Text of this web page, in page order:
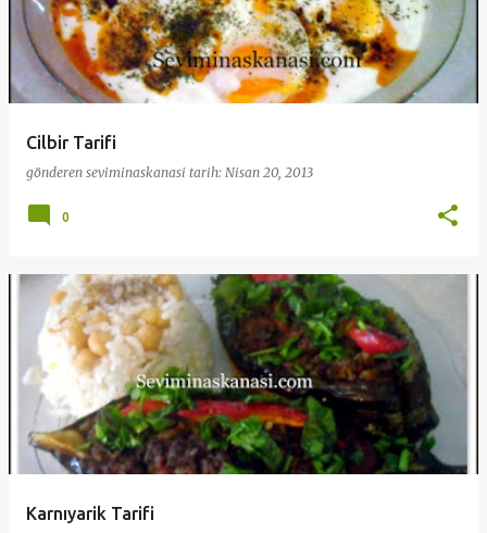
Cilbir Tarifi
gönderen seviminaskanasi tarih: Nisan 20, 2013
0
Karnıyarik Tarifi